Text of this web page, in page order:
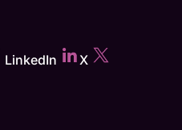
LinkedIn X